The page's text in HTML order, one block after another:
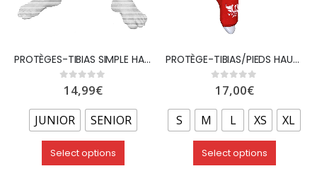
PROTÈGES-TIBIAS SIMPLE HAUT GAMME EN COTON ELASTIQUE – NOIR – WETTLE GEAR
out of 5
14,99€
JUNIOR SENIOR
Select options
PROTÈGE-TIBIAS/PIEDS HAUT DE GAMME EN COTON ÉLASTIQUE – ROUGE – WETTLE GEAR
out of 5
17,00€
S M L XS XL
Select options